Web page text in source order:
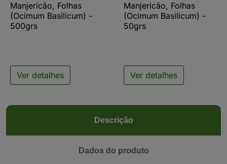
Manjericão, Folhas
(Ocimum Basilicum) -
500grs
Ver detalhes
Manjericão, Folhas
(Ocimum Basilicum) -
50grs
Ver detalhes
Descrição
Dados do produto